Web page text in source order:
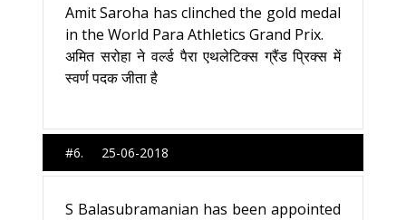
Amit Saroha has clinched the gold medal
in the World Para Athletics Grand Prix.
अमित सरोहा ने वर्ल्ड पैरा एथलेटिक्स ग्रैंड प्रिक्स में
स्वर्ण पदक जीता है
#6. 25-06-2018
S Balasubramanian has been appointed